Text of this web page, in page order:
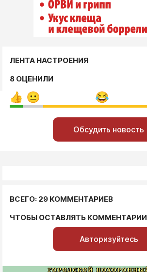
ЛЕНТА НАСТРОЕНИЯ
8 ОЦЕНИЛИ
Обсудить новость
ВСЕГО: 29 КОММЕНТАРИЕВ
ЧТОБЫ ОСТАВЛЯТЬ КОММЕНТАРИИ
Авторизуйтесь